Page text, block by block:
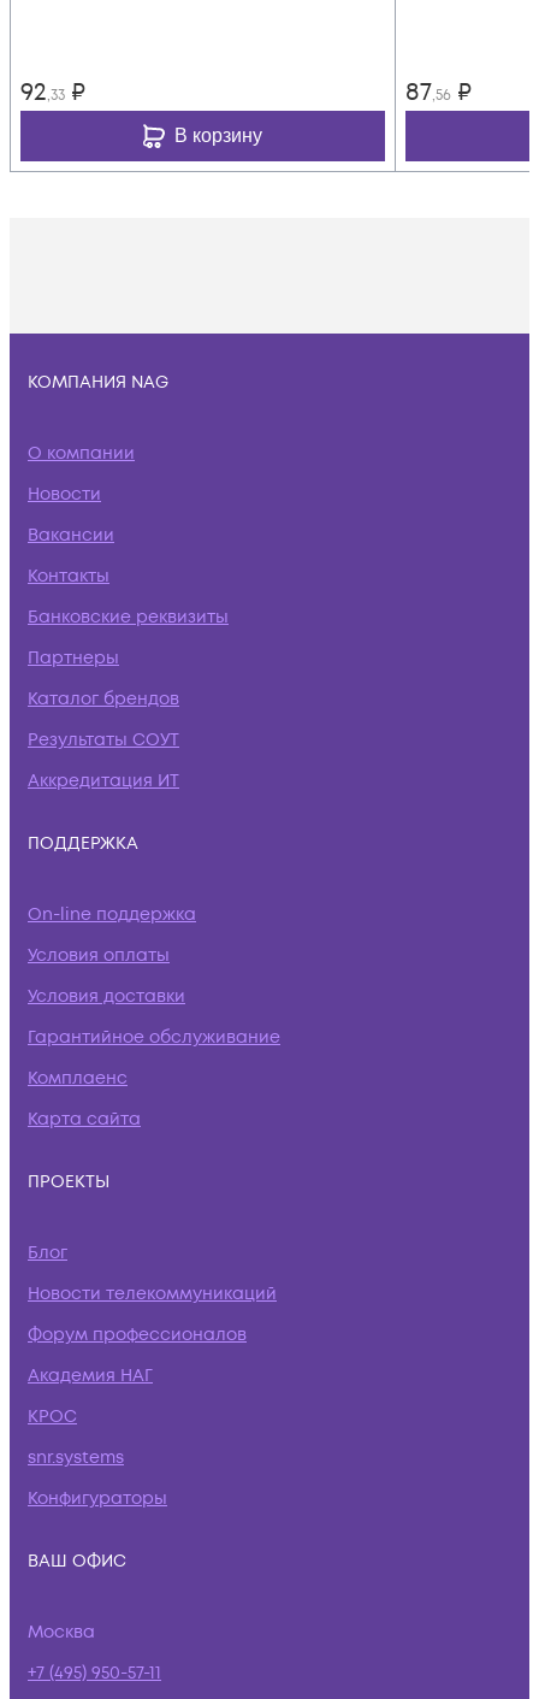
92,33 ₽
В корзину
87,56 ₽
КОМПАНИЯ NAG
О компании
Новости
Вакансии
Контакты
Банковские реквизиты
Партнеры
Каталог брендов
Результаты СОУТ
Аккредитация ИТ
ПОДДЕРЖКА
On-line поддержка
Условия оплаты
Условия доставки
Гарантийное обслуживание
Комплаенс
Карта сайта
ПРОЕКТЫ
Блог
Новости телекоммуникаций
Форум профессионалов
Академия НАГ
КРОС
snr.systems
Конфигураторы
ВАШ ОФИС
Москва
+7 (495) 950-57-11